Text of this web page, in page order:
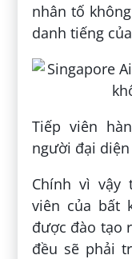
nhân tố
danh tiếng
Tiếp viên
người đại
Chính vì vậy
viên của bất
được đào tạo
đều sẽ phải